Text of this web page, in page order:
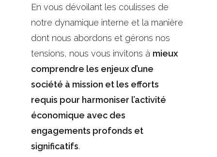
En vous dévoilant les coulisses de
notre dynamique interne et la manière
dont nous abordons et gérons nos
tensions, nous vous invitons à mieux
comprendre les enjeux d’une
société à mission et les efforts
requis pour harmoniser l’activité
économique avec des
engagements profonds et
significatifs.